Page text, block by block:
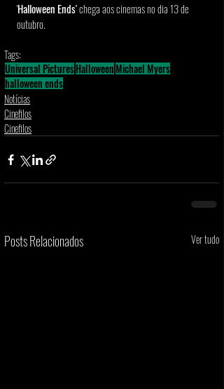
'Halloween Ends' chega aos cinemas no dia 13 de
outubro.
Tags:
Universal PicturesHalloweenMichael Myers
halloween ends
Notícias
Cinefilos
Cinefilos
Posts Relacionados Ver tudo